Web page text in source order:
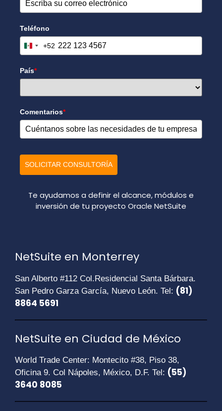
Teléfono
Mexico +52
+52
País*
Comentarios*
SOLICITAR CONSULTORÍA
Te ayudamos a definir el alcance, módulos e
inversión de tu proyecto Oracle NetSuite
NetSuite en Monterrey
San Alberto #112 Col.Residencial Santa Bárbara.
San Pedro Garza García, Nuevo León. Tel: (81)
8864 5691
NetSuite en Ciudad de México
World Trade Center: Montecito #38, Piso 38,
Oficina 9. Col Nápoles, México, D.F. Tel: (55)
3640 8085